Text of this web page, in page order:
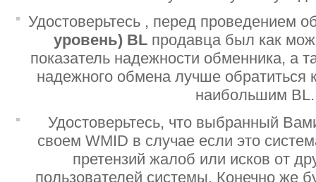
Удостоверьтесь , перед проведением
уровень) BL продавца был как
показатель надежности обменника, а
надежного обмена лучше
наибольшим BL.
Удостоверьтесь, что выбранный
своем WMID в случае если это
претензий жалоб или исков от
пользователей системы. Конечно же